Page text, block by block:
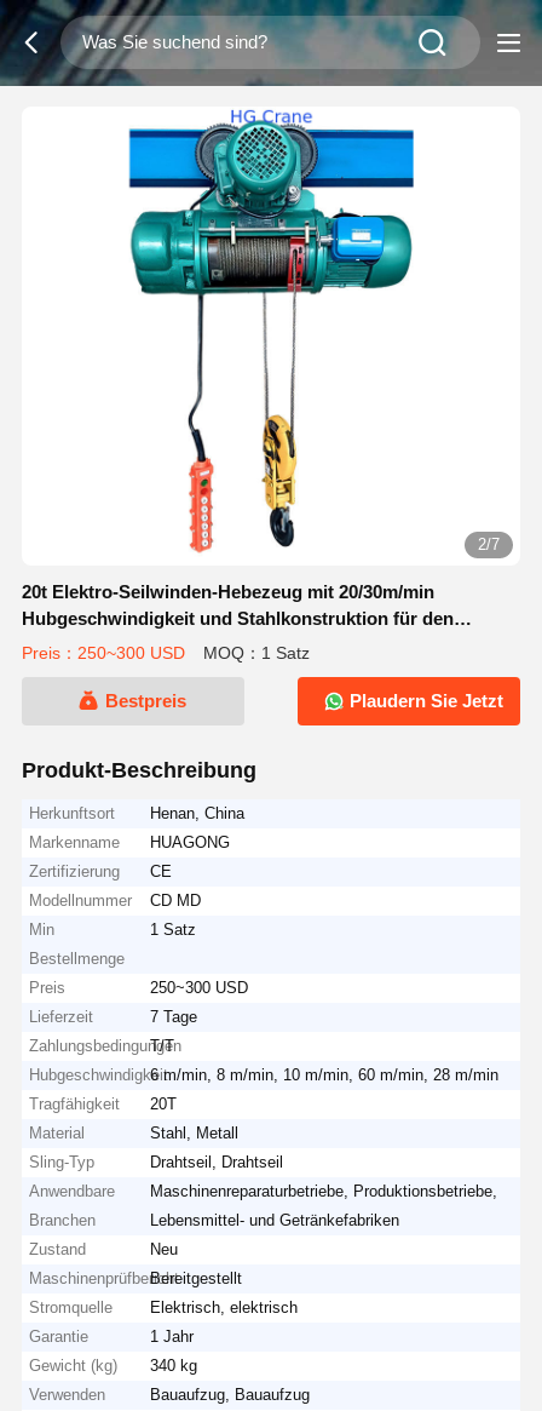
2/7
20t Elektro-Seilwinden-Hebezeug mit 20/30m/min
Hubgeschwindigkeit und Stahlkonstruktion für den
industriellen Einsatz
Preis：250~300 USD MOQ：1 Satz
Bestpreis Plaudern Sie Jetzt
Produkt-Beschreibung
Herkunftsort
Henan, China
Markenname
HUAGONG
Zertifizierung
CE
Modellnummer
CD MD
Min
Bestellmenge
1 Satz
Preis
250~300 USD
Lieferzeit
7 Tage
Zahlungsbedingungen
T/T
Hubgeschwindigkeit6 m/min, 8 m/min, 10 m/min, 60 m/min, 28 m/min
Tragfähigkeit
20T
Material
Stahl, Metall
Sling-Typ
Drahtseil, Drahtseil
Anwendbare
Branchen
Maschinenreparaturbetriebe, Produktionsbetriebe,
Lebensmittel- und Getränkefabriken
Zustand
Neu
MaschinenprüfberichtBereitgestellt
Stromquelle
Elektrisch, elektrisch
Garantie
1 Jahr
Gewicht (kg)
340 kg
Verwenden
Bauaufzug, Bauaufzug